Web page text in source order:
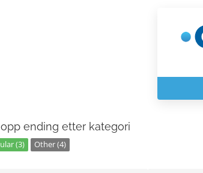
ending etter kategori
(3) Other (4)